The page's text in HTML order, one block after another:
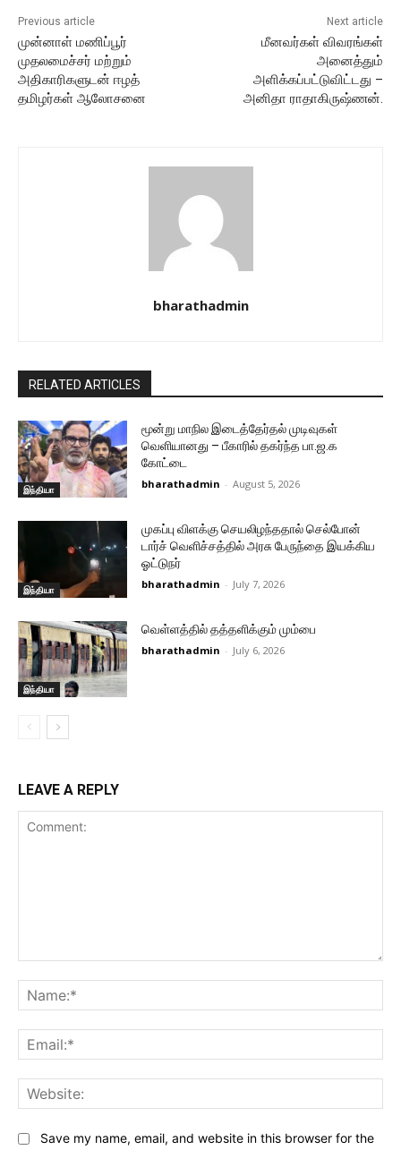
Previous article
முன்னாள் மணிப்பூர்
முதலமைச்சர் மற்றும்
அதிகாரிகளுடன் ஈழத்
தமிழர்கள் ஆலோசனை
Next article
மீனவர்கள் விவரங்கள்
அனைத்தும்
அளிக்கப்பட்டுவிட்டது –
அனிதா ராதாகிருஷ்ணன்.
bharathadmin
RELATED ARTICLES
இந்தியா
மூன்று மாநில இடைத்தேர்தல் முடிவுகள்
வெளியானது – பீகாரில் தகர்ந்த பா.ஜ.க
கோட்டை
bharathadmin - August 5, 2026
இந்தியா
முகப்பு விளக்கு செயலிழந்ததால் செல்போன்
டார்ச் வெளிச்சத்தில் அரசு பேருந்தை இயக்கிய
ஓட்டுநர்
bharathadmin - July 7, 2026
இந்தியா
வெள்ளத்தில் தத்தளிக்கும் மும்பை
bharathadmin - July 6, 2026
LEAVE A REPLY
Save my name, email, and website in this browser for the